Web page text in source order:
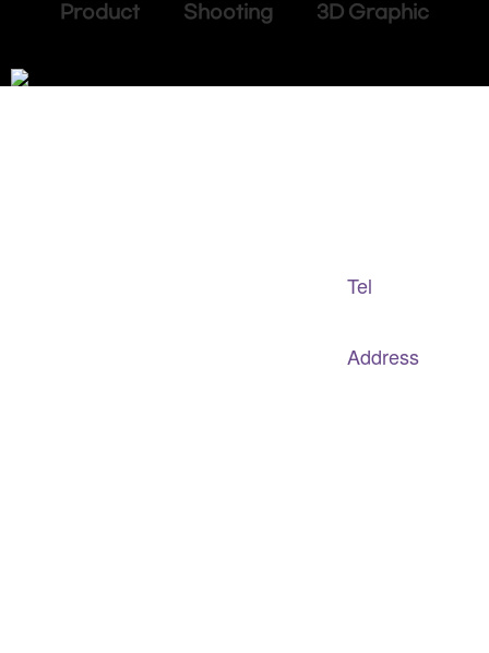
Product Shooting 3D Graphic
Tel
Address